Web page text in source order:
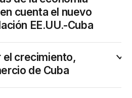
cuenta el nuevo
EE.UU.-Cuba
el crecimiento,
de Cuba